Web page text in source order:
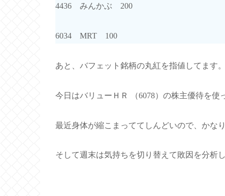
4436 みんかぶ 200
6034 MRT 100
あと、バフェット銘柄の丸紅を指値してます
今日はバリューＨＲ （6078）の株主優待を使
最近身体が縮こまっててしんどいので、かな
そして週末は気持ちを切り替えて敗因を分析